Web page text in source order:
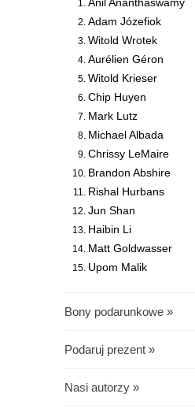
Adam Józefiok
Witold Wrotek
Aurélien Géron
Witold Krieser
Chip Huyen
Mark Lutz
Michael Albada
Chrissy LeMaire
Brandon Abshire
Rishal Hurbans
Jun Shan
Haibin Li
Matt Goldwasser
Upom Malik
Bony podarunkowe »
Podaruj prezent »
Nasi autorzy »